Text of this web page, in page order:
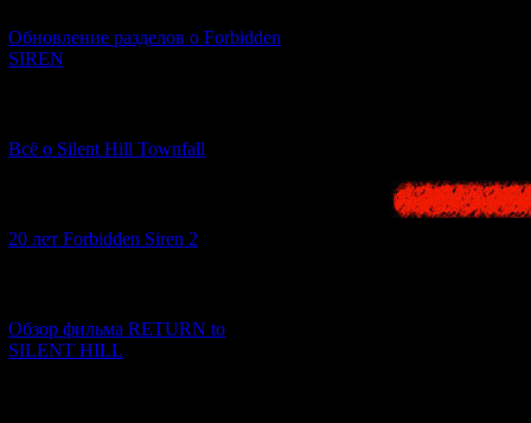
Обновление разделов о Forbidden
SIREN
Всё о Silent Hill Townfall
20 лет Forbidden Siren 2
Обзор фильма RETURN to
SILENT HILL